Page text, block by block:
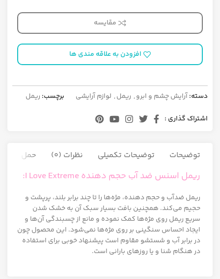
مقایسه
افزودن به علاقه مندی ها
دسته:آرایش چشم و ابرو, ریمل, لوازم آرایشی برچسب: ریمل
اشتراک گذاری :
توضیحات توضیحات تکمیلی نظرات (0) حمل و نقل
ریمل اسنس ضد آب حجم دهنده I Love Extreme:
ریمل ضدآب و حجم دهنده، مژه‌ها را تا چند برابر بلند، پرپشت و
حجیم می‌کند. همچنین بافت بسیار سبک آن به خشک شدن
سریع ریمل روی مژه‌ها کمک نموده و مانع از چسبندگی آن‌ها و
ایجاد احساس سنگینی بر روی مژه‌ها نمی‌شود. این محصول چون
در برابر آب و شستشو مقاوم است پیشنهاد خوبی برای استفاده
در هنگام شنا و یا روزهای بارانی است.